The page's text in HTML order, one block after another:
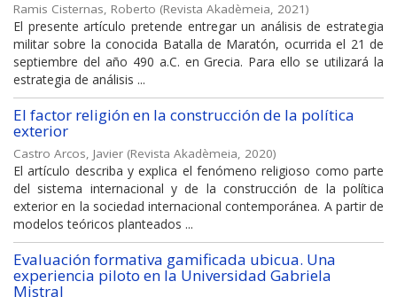
Ramis Cisternas, Roberto (Revista Akadèmeia, 2021)
El presente artículo pretende entregar un análisis de estrategia
militar sobre la conocida Batalla de Maratón, ocurrida el 21 de
septiembre del año 490 a.C. en Grecia. Para ello se utilizará la
estrategia de análisis ...
El factor religión en la construcción de la política
exterior
Castro Arcos, Javier (Revista Akadèmeia, 2020)
El artículo describa y explica el fenómeno religioso como parte
del sistema internacional y de la construcción de la política
exterior en la sociedad internacional contemporánea. A partir de
modelos teóricos planteados ...
Evaluación formativa gamificada ubicua. Una
experiencia piloto en la Universidad Gabriela
Mistral